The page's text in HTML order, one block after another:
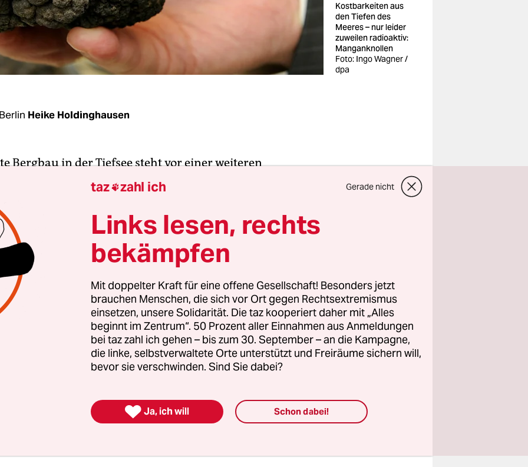
Kostbarkeiten aus
den Tiefen des
Meeres – nur leider
zuweilen radioaktiv:
Manganknollen
Foto: Ingo Wagner /
dpa
Heike Holdinghausen
Bergbau in der Tiefsee steht vor einer weiteren
Laut einer vergangene Woche veröffentlichten Studie
Instituts für Polar- und Meeresforschung (AWI) in
liegt die radioaktive Belastung untersuchter
über den Grenzwerten der deutschen
länger bekannt, dass die rohstoffreichen
die etwa Nickel, Kobalt oder Kupfer bergen, auch
Stoffe wie Thorium-230 und Radium-226
wurden diese Werte bisher noch nicht im
Strahlenschutzgesetzgebung betrachtet“, sagt
und Biogeochemikerin Jessica Volz vom AWI. Die
radioaktiver Strahlung des Hundert- bis Tausendfachen
erreichen kann, die im Rahmen von
taz zahl ich Gerade nicht
Links lesen, rechts
bekämpfen
Mit doppelter Kraft für eine offene Gesellschaft! Besonders jetzt
brauchen Menschen, die sich vor Ort gegen Rechtsextremismus
einsetzen, unsere Solidarität. Die taz kooperiert daher mit „Alles
beginnt im Zentrum“. 50 Prozent aller Einnahmen aus Anmeldungen
bei taz zahl ich gehen – bis zum 30. September – an die Kampagne,
die linke, selbstverwaltete Orte unterstützt und Freiräume sichern will,
bevor sie verschwinden. Sind Sie dabei?
 Ja, ich will Schon dabei!